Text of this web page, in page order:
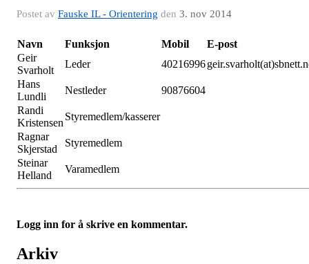
Postet av Fauske IL - Orientering den 3. nov 2014
Navn Funksjon Mobil
E-post
Geir
Svarholt
Leder 40216996
Hans
Lundli
Nestleder
90876604
Randi
Kristensen
Styremedlem/kasserer
Ragnar
Skjerstad
Styremedlem
Steinar
Helland
Varamedlem
Logg inn for å skrive en kommentar.
Arkiv